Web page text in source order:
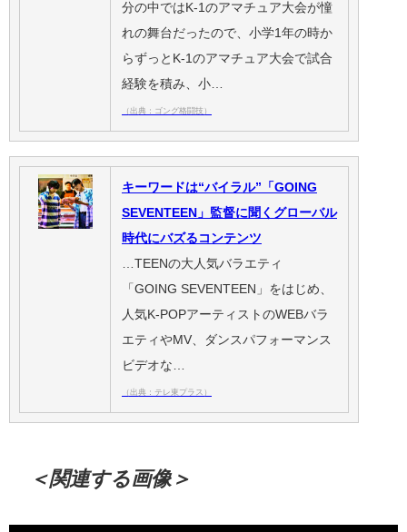
分の中ではK-1のアマチュア大会が憧
れの舞台だったので、小学1年の時か
らずっとK-1のアマチュア大会で試合
経験を積み、小…
（出典：ゴング格闘技）
キーワードは“バイラル”「GOING
SEVENTEEN」監督に聞くグローバル
時代にバズるコンテンツ
…TEENの大人気バラエティ
「GOING SEVENTEEN」をはじめ、
人気K-POPアーティストのWEBバラ
エティやMV、ダンスパフォーマンス
ビデオな…
（出典：テレ東プラス）
＜関連する画像＞